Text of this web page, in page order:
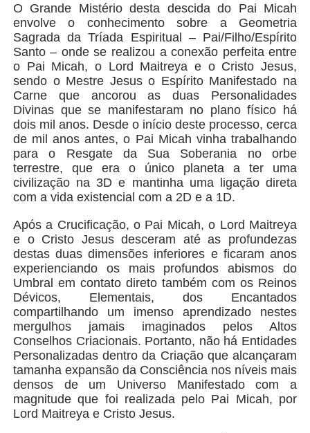
O Grande Mistério desta descida do Pai Micah
envolve o conhecimento sobre a Geometria
Sagrada da Tríada Espiritual – Pai/Filho/Espírito
Santo – onde se realizou a conexão perfeita entre
o Pai Micah, o Lord Maitreya e o Cristo Jesus,
sendo o Mestre Jesus o Espírito Manifestado na
Carne que ancorou as duas Personalidades
Divinas que se manifestaram no plano físico há
dois mil anos. Desde o início deste processo, cerca
de mil anos antes, o Pai Micah vinha trabalhando
para o Resgate da Sua Soberania no orbe
terrestre, que era o único planeta a ter uma
civilização na 3D e mantinha uma ligação direta
com a vida existencial com a 2D e a 1D.
Após a Crucificação, o Pai Micah, o Lord Maitreya
e o Cristo Jesus desceram até as profundezas
destas duas dimensões inferiores e ficaram anos
experienciando os mais profundos abismos do
Umbral em contato direto também com os Reinos
Dévicos, Elementais, dos Encantados
compartilhando um imenso aprendizado nestes
mergulhos jamais imaginados pelos Altos
Conselhos Criacionais. Portanto, não há Entidades
Personalizadas dentro da Criação que alcançaram
tamanha expansão da Consciência nos níveis mais
densos de um Universo Manifestado com a
magnitude que foi realizada pelo Pai Micah, por
Lord Maitreya e Cristo Jesus.